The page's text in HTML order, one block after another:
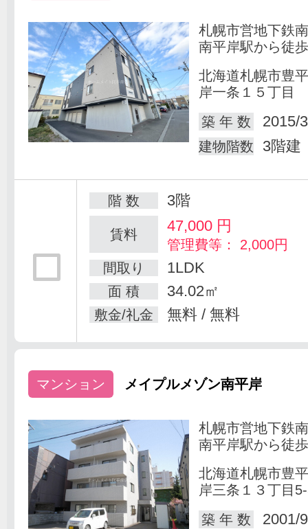
札幌市営地下鉄
南平岸駅から徒
北海道札幌市豊
岸一条１５丁目
築 年 数
2015/
建物階数 3階建
階 数 3階
賃料 47,000円
管理費等： 2,000円
間取り
1LDK
面 積 34.02㎡
敷金/礼金 無料 / 無料
マンション メイプルメゾン南平岸
札幌市営地下鉄
南平岸駅から徒
北海道札幌市豊
岸三条１３丁目
築 年 数
2001/